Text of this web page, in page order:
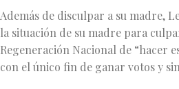
Además de disculpar a su madre,
la situación de su madre para
Regeneración Nacional de “hacer
con el único fin de ganar votos y